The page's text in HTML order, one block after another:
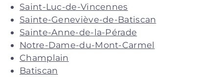
Saint-Luc-de-Vincennes
Sainte-Geneviève-de-Batiscan
Sainte-Anne-de-la-Pérade
Notre-Dame-du-Mont-Carmel
Champlain
Batiscan